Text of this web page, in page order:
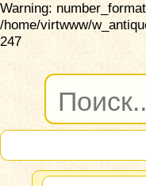
Warning:
/home/virtwww/
247